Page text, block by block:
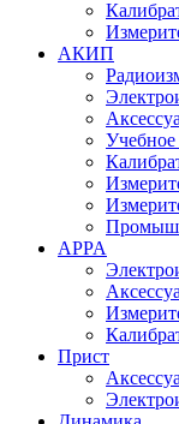
АКИП
Учебное
APPA
Прист